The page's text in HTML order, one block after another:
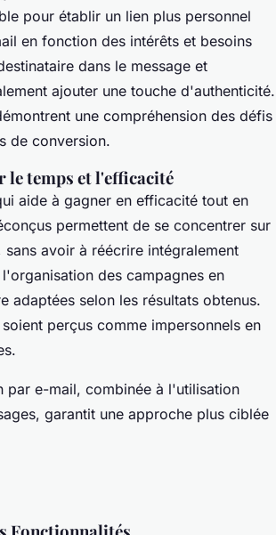
pour établir un lien plus personnel
en fonction des intérêts et besoins
dans le message et
ajouter une touche d'authenticité.
une compréhension des défis
de conversion.
temps et l'efficacité
aide à gagner en efficacité tout en
permettent de se concentrer sur
avoir à réécrire intégralement
des campagnes en
adaptées selon les résultats obtenus.
perçus comme impersonnels en
par e-mail, combinée à l'utilisation
garantit une approche plus ciblée